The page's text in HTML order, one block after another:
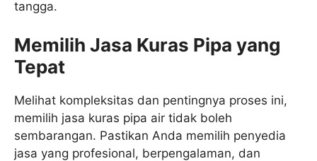
tangga.
Memilih Jasa Kuras Pipa yang
Tepat
Melihat kompleksitas dan pentingnya proses ini,
memilih jasa kuras pipa air tidak boleh
sembarangan. Pastikan Anda memilih penyedia
jasa yang profesional, berpengalaman, dan